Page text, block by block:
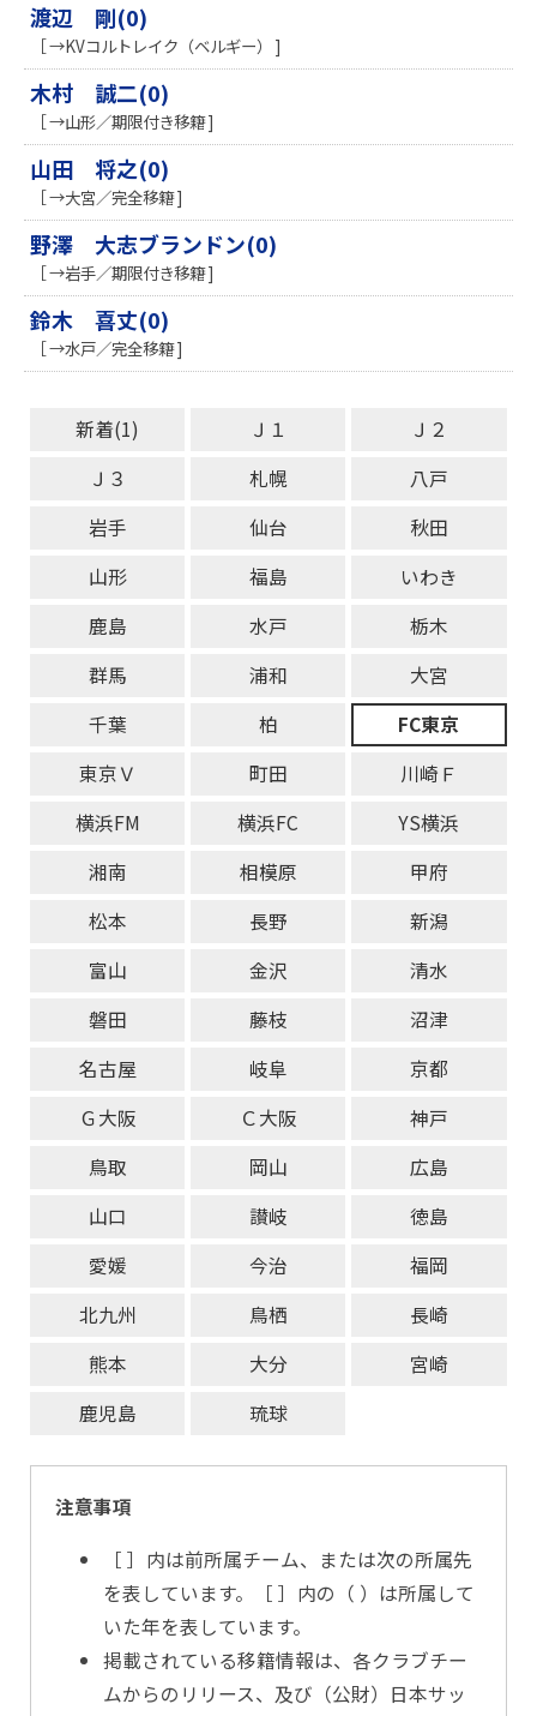
渡辺 剛(0)
［ →KVコルトレイク（ベルギー） ]
木村 誠二(0)
［ →山形／期限付き移籍 ]
山田 将之(0)
［ →大宮／完全移籍 ]
野澤 大志ブランドン(0)
［ →岩手／期限付き移籍 ]
鈴木 喜丈(0)
［ →水戸／完全移籍 ]
新着(1) Ｊ１
Ｊ２
Ｊ３
札幌
八戸
岩手
仙台
秋田
山形
福島
いわき
鹿島
水戸
栃木
群馬
浦和
大宮
千葉
柏
FC東京
東京Ｖ
町田
川崎Ｆ
横浜FM
横浜FC
YS横浜
湘南
相模原
甲府
松本
長野
新潟
富山
金沢
清水
磐田
藤枝
沼津
名古屋
岐阜
京都
Ｇ大阪
Ｃ大阪
神戸
鳥取
岡山
広島
山口
讃岐
徳島
愛媛
今治
福岡
北九州
鳥栖
長崎
熊本
大分
宮崎
鹿児島
琉球
注意事項
［ ］内は前所属チーム、または次の所属先
を表しています。［ ］内の（ ）は所属して
いた年を表しています。
掲載されている移籍情報は、各クラブチー
ムからのリリース、及び（公財）日本サッ